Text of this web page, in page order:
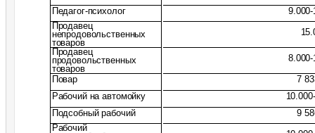
Педагог-психолог
Продавец
непродовольственных
товаров
Продавец
продовольственных
товаров
Повар
7
Рабочий на автомойку
Подсобный рабочий
9
Рабочий